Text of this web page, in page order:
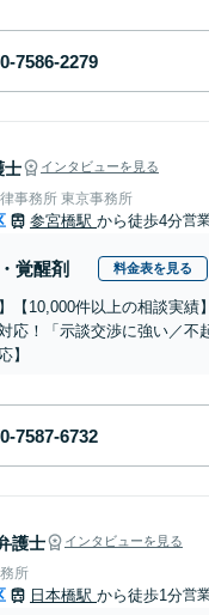
士 インタビューを見る
事務所 東京事務所
参宮橋駅 から徒歩4分営
覚醒剤 料金表を見る
【10,000件以上の相談実
応！「示談交渉に強い／
】
護士 インタビューを見る
所
日本橋駅 から徒歩1分営